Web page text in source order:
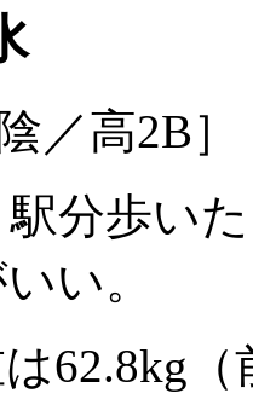
／高2B］
分歩い
い。
62.8kg（